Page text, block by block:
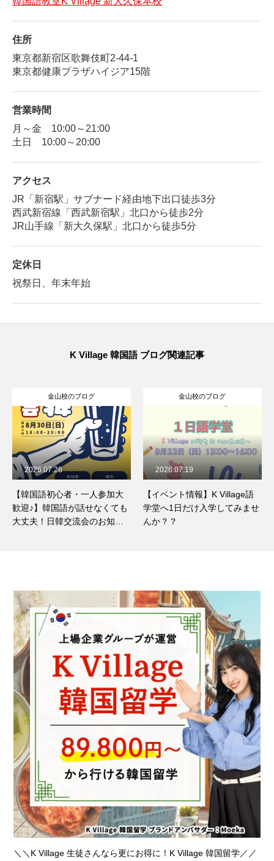
住所
東京都新宿区歌舞伎町2-44-1
東京都健康プラザハイジア15階
営業時間
月～金 10:00～21:00
土日 10:00～20:00
アクセス
JR「新宿駅」サブナード経由地下出口徒歩3分
西武新宿線「西武新宿駅」北口から徒歩2分
JR山手線「新大久保駅」北口から徒歩5分
定休日
祝祭日、年末年始
K Village 韓国語 ブログ関連記事
加大
くても
知ら
金山校のブログ
【イベント情報】K Village語
学堂へ1日だけ入学してみませ
んか？？
2026.07.19
金山校のブログ
韓国料理「ポッサム」と
ほっとくだけで簡単！手
2026.07.18
＼＼K Village 生徒さんなら更にお得に！K Village 韓国留学／／